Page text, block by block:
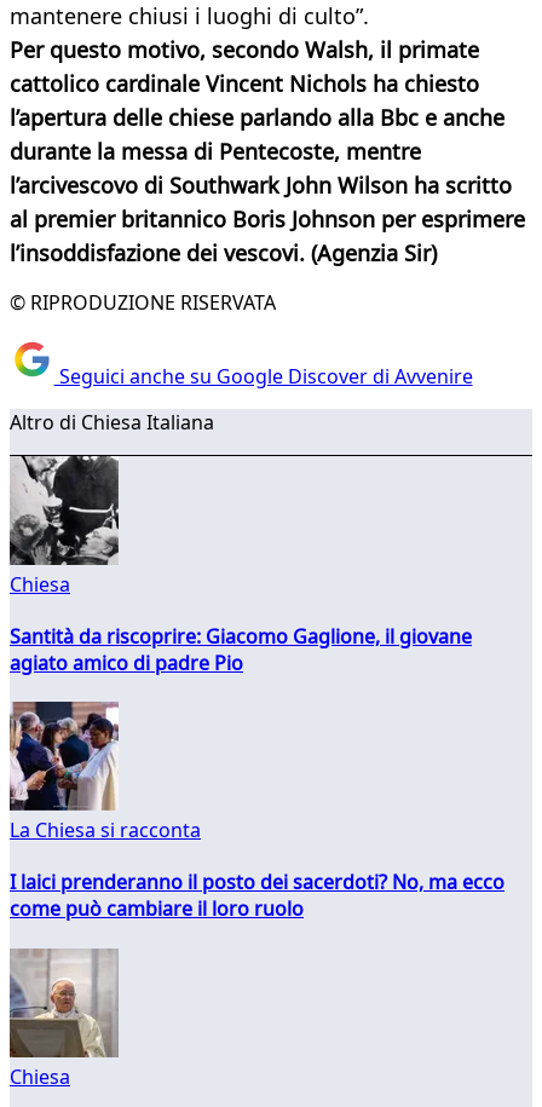
mantenere chiusi i luoghi di culto”.
Per questo motivo, secondo Walsh, il primate
cattolico cardinale Vincent Nichols ha chiesto
l’apertura delle chiese parlando alla Bbc e anche
durante la messa di Pentecoste, mentre
l’arcivescovo di Southwark John Wilson ha scritto
al premier britannico Boris Johnson per esprimere
l’insoddisfazione dei vescovi. (Agenzia Sir)
© RIPRODUZIONE RISERVATA
Seguici anche su Google Discover di Avvenire
Altro di Chiesa Italiana
Chiesa
Santità da riscoprire: Giacomo Gaglione, il giovane
agiato amico di padre Pio
La Chiesa si racconta
I laici prenderanno il posto dei sacerdoti? No, ma ecco
come può cambiare il loro ruolo
Chiesa